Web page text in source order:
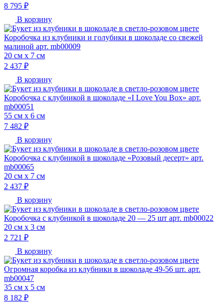
8 795 ₽
В корзину
Коробочка из клубники и голубики в шоколаде со свежей
малиной арт. mb00009
20 см х 7 см
2 437 ₽
В корзину
Коробочка с клубникой в шоколаде «I Love You Box» арт.
mb00051
55 см х 6 см
7 482 ₽
В корзину
Коробочка с клубникой в шоколаде «Розовый десерт» арт.
mb00065
20 см х 7 см
2 437 ₽
В корзину
Коробочка с клубникой в шоколаде 20 — 25 шт арт. mb00022
20 см х 3 см
2 721 ₽
В корзину
Огромная коробка из клубники в шоколаде 49-56 шт. арт.
mb00047
35 см х 5 см
8 182 ₽